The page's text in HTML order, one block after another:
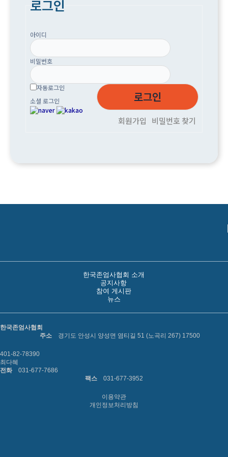
로그인
아이디
비밀번호
자동로그인
소셜 로그인
비밀번호 찾기
회원가입
한국존엄사협회 소개
공지사항
참여 게시판
뉴스
한국존엄사협회
주소
경기도 안성시 양성면 염티길 51 (노곡리 267) 17500
401-82-78390
최다혜
전화
031-677-7686
팩스
031-677-3952
이용약관
개인정보처리방침